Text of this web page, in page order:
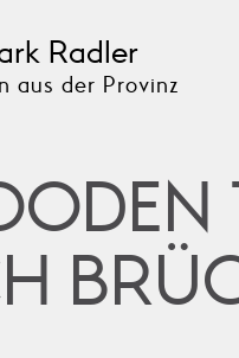
Radler
aus der Provinz